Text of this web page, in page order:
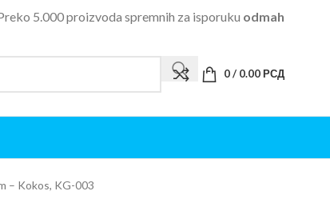
5.000 proizvoda spremnih za isporuku odmah
0/ 0.00РСД
– Kokos, KG-003